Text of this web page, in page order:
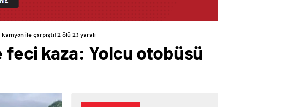
ile çarpıştı! 2 ölü 23 yaralı
feci kaza: Yolcu otobüsü